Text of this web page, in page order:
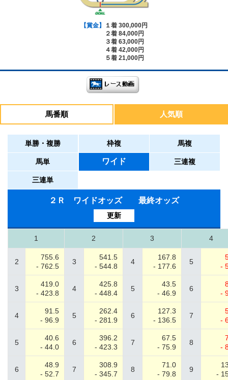
【賞金】
１着 300,000円
２着 84,000円
３着 63,000円
４着 42,000円
５着 21,000円
馬番順 人気順
単勝・複勝 枠複 馬複
馬単 ワイド 三連複
三連単
２Ｒ ワイドオッズ 最終オッズ
更新
1 2 3 4
2
755.6
- 762.5
3
541.5
- 544.8
4
167.8
- 177.6
5
-
3
419.0
- 423.8
4
425.8
- 448.4
5
43.5
- 46.9
6
-
4
91.5
- 96.9
5
262.4
- 281.9
6
127.3
- 136.5
7
-
5
40.6
- 44.0
6
396.2
- 423.3
7
67.5
- 75.9
8
-
6
48.9
- 52.7
7
308.9
- 345.7
8
71.0
- 79.8
9
-